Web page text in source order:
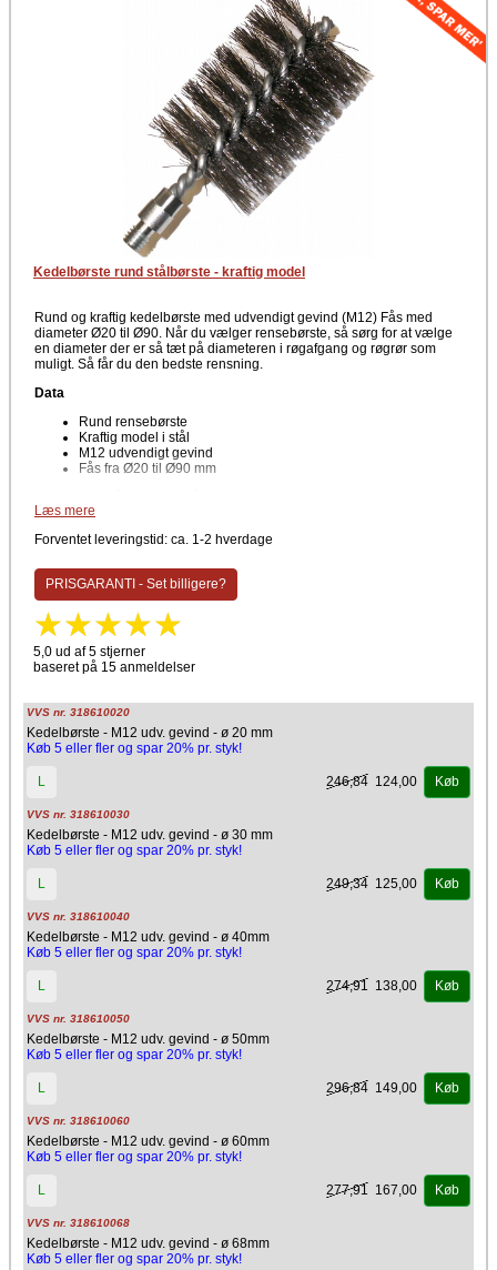
Kedelbørste rund stålbørste - kraftig model
Rund og kraftig kedelbørste med udvendigt gevind (M12) Fås med
diameter Ø20 til Ø90. Når du vælger rensebørste, så sørg for at vælge
en diameter der er så tæt på diameteren i røgafgang og røgrør som
muligt. Så får du den bedste rensning.
Data
Rund rensebørste
Kraftig model i stål
M12 udvendigt gevind
Fås fra Ø20 til Ø90 mm
rensebørste, så klik og se
Læs mere
Forventet leveringstid: ca. 1-2 hverdage
PRISGARANTI - Set billigere?
5,0 ud af 5 stjerner
baseret på 15 anmeldelser
VVS nr. 318610020
Kedelbørste - M12 udv. gevind - ø 20 mm
Køb 5 eller fler og spar 20% pr. styk!
L 246,84 124,00 Køb
VVS nr. 318610030
Kedelbørste - M12 udv. gevind - ø 30 mm
Køb 5 eller fler og spar 20% pr. styk!
L 249,34 125,00 Køb
VVS nr. 318610040
Kedelbørste - M12 udv. gevind - ø 40mm
Køb 5 eller fler og spar 20% pr. styk!
L 274,91 138,00 Køb
VVS nr. 318610050
Kedelbørste - M12 udv. gevind - ø 50mm
Køb 5 eller fler og spar 20% pr. styk!
L 296,84 149,00 Køb
VVS nr. 318610060
Kedelbørste - M12 udv. gevind - ø 60mm
Køb 5 eller fler og spar 20% pr. styk!
L 277,91 167,00 Køb
VVS nr. 318610068
Kedelbørste - M12 udv. gevind - ø 68mm
Køb 5 eller fler og spar 20% pr. styk!